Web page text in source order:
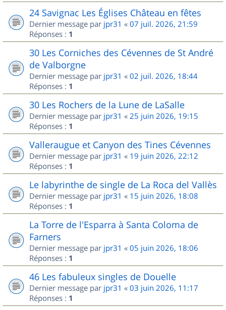
24 Savignac Les Églises Château en fêtes
Dernier message par jpr31 « 07 juil. 2026, 21:59
Réponses : 1
30 Les Corniches des Cévennes de St André
de Valborgne
Dernier message par jpr31 « 02 juil. 2026, 18:44
Réponses : 1
30 Les Rochers de la Lune de LaSalle
Dernier message par jpr31 « 25 juin 2026, 19:15
Réponses : 1
Valleraugue et Canyon des Tines Cévennes
Dernier message par jpr31 « 19 juin 2026, 22:12
Réponses : 1
Le labyrinthe de single de La Roca del Vallès
Dernier message par jpr31 « 15 juin 2026, 18:08
Réponses : 1
La Torre de l'Esparra à Santa Coloma de
Farners
Dernier message par jpr31 « 05 juin 2026, 18:06
Réponses : 1
46 Les fabuleux singles de Douelle
Dernier message par jpr31 « 03 juin 2026, 11:17
Réponses : 1